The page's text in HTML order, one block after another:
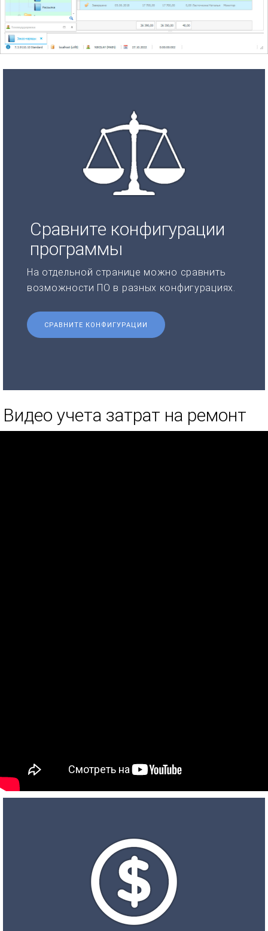
Сравните конфигурации
программы
На отдельной странице можно сравнить
возможности ПО в разных конфигурациях.
СРАВНИТЕ КОНФИГУРАЦИИ
Видео учета затрат на ремонт